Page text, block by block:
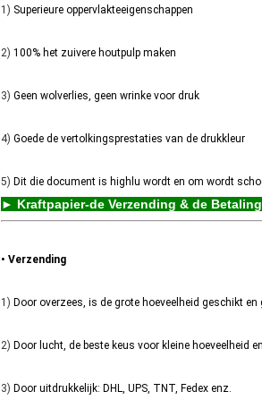
1) Superieure oppervlakteeigenschappen
2) 100% het zuivere houtpulp maken
3) Geen wolverlies, geen wrinke voor druk
4) Goede de vertolkingsprestaties van de drukkleur
5) Dit die document is highlu wordt en om wordt
► Kraftpapier-de Verzending & de
• Verzending
1) Door overzees, is de grote hoeveelheid geschikt en
2) Door lucht, de beste keus voor kleine hoeveelheid
3) Door uitdrukkelijk: DHL, UPS, TNT, Fedex enz.